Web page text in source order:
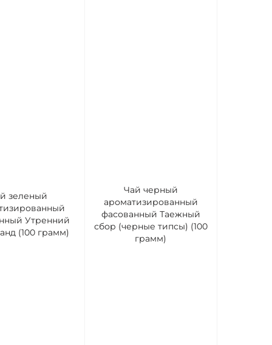
зеленый
Утренний
(100 грамм)
Чай черный
ароматизированный
фасованный Таежный
сбор (черные типсы) (100
грамм)